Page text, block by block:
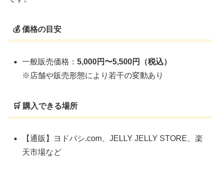
💰 価格の目安
一般販売価格：5,000円〜5,500円（税込）
※店舗や販売形態により若干の変動あり
🛒 購入できる場所
【通販】ヨドバシ.com、JELLY JELLY STORE、楽
天市場など